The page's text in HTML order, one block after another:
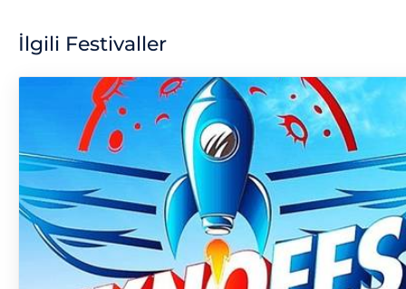
İlgili Festivaller